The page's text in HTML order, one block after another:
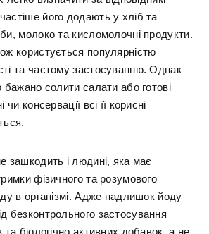
його додають у хліб та
молоко та кисломолочні продукти.
користується популярністю
та частому застосуванню. Однак
солити салати або готові
консервації всі її корисні
зашкодить і людині, яка має
фізичного та розумового
в організмі. Адже надлишок йоду
безконтрольного застосування
та біологічно активних добавок, а не